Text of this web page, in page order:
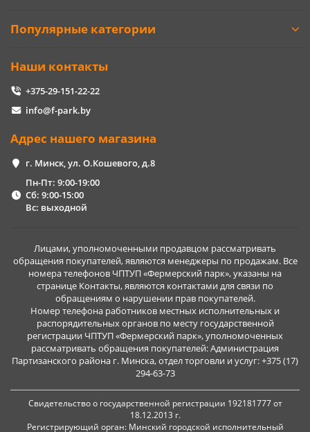
Популярные категории
Наши контакты
+375-29-151-22-22
info@f-park.by
Адрес нашего магазина
г. Минск, ул. О.Кошевого, д.8
Пн-Пт: 9:00-19:00
Сб: 9:00-15:00
Вс: выходной
Лицами, уполномоченными продавцом рассматривать
обращения покупателей, являются менеджеры по продажам. Все
номера телефонов ЧПТУП «Фермерский парк», указаны на
странице Контакты, являются контактами для связи по
обращениям о нарушении прав покупателей.
Номер телефона работников местных исполнительных и
распорядительных органов по месту государственной
регистрации ЧПТУП «Фермерский парк», уполномоченных
рассматривать обращения покупателей: Администрация
Партизанского района г. Минска, отдел торговли и услуг: +375 (17)
294-63-73
Свидетельство о государственной регистрации 192181777 от
18.12.2013 г.
Регистрирующий орган: Минский городской исполнительный